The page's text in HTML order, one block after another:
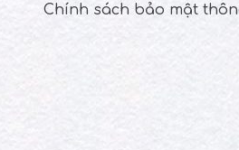
Chính sách bảo mật